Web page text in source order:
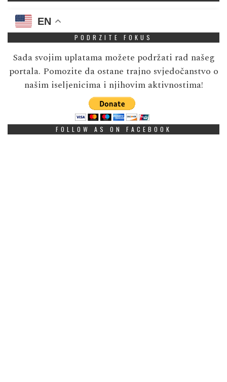
EN
PODRZITE FOKUS
Sada svojim uplatama možete podržati rad našeg
portala. Pomozite da ostane trajno svjedočanstvo o
našim iseljenicima i njihovim aktivnostima!
FOLLOW AS ON FACEBOOK